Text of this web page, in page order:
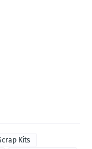
Kits